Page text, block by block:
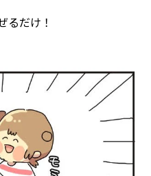
るだけ！